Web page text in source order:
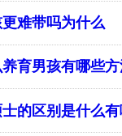
难带吗为什么
育男孩有哪些
的区别是什么